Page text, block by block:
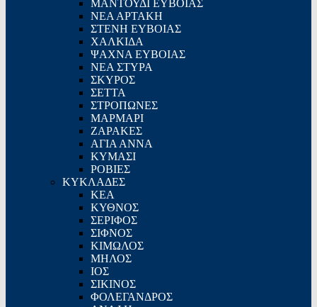
ΜΑΝΤΟΥΔΙ ΕΥΒΟΙΑΣ
ΝΕΑ ΑΡΤΑΚΗ
ΣΤΕΝΗ ΕΥΒΟΙΑΣ
ΧΑΛΚΙΔΑ
ΨΑΧΝΑ ΕΥΒΟΙΑΣ
ΝΕΑ ΣΤΥΡΑ
ΣΚΥΡΟΣ
ΣΕΤΤΑ
ΣΤΡΟΠΩΝΕΣ
ΜΑΡΜΑΡΙ
ΖΑΡΑΚΕΣ
ΑΓΙΑ ΑΝΝΑ
ΚΥΜΑΣΙ
ΡΟΒΙΕΣ
ΚΥΚΛΑΔΕΣ
ΚΕΑ
ΚΥΘΝΟΣ
ΣΕΡΙΦΟΣ
ΣΙΦΝΟΣ
ΚΙΜΩΛΟΣ
ΜΗΛΟΣ
ΙΟΣ
ΣΙΚΙΝΟΣ
ΦΟΛΕΓΑΝΔΡΟΣ